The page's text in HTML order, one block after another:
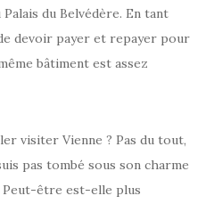
du Belvédère. En tant
devoir payer et repayer pour
bâtiment est assez
visiter Vienne ? Pas du tout,
pas tombé sous son charme
Peut-être est-elle plus